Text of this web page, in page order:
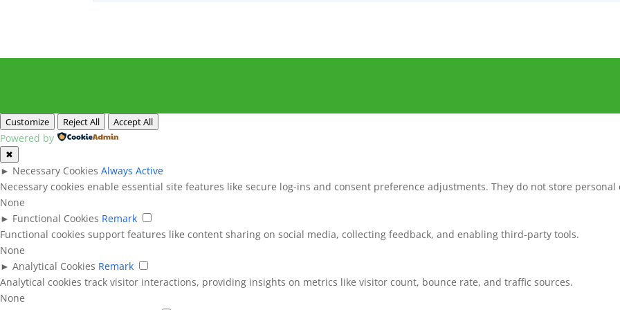
Customize Reject All Accept All
Powered by
✖
► Necessary Cookies Always Active
Necessary cookies enable essential site features like secure log-ins and consent preference adjustments. They do not store personal
None
► Functional Cookies Remark
Functional cookies support features like content sharing on social media, collecting feedback, and enabling third-party tools.
None
► Analytical Cookies Remark
Analytical cookies track visitor interactions, providing insights on metrics like visitor count, bounce rate, and traffic sources.
None